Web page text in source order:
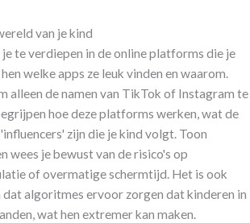
van je kind
te verdiepen in de online platforms die je
welke apps ze leuk vinden en waarom.
alleen de namen van TikTok of Instagram te
hoe deze platforms werken, wat de
zijn die je kind volgt. Toon
wees je bewust van de risico's op
of overmatige schermtijd. Het is ook
dat algoritmes ervoor zorgen dat kinderen in
wat hen extremer kan maken.